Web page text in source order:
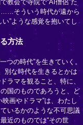
教会で寺院で“AI僧侶”た
……そういう時代が遠から
”ような感覚を抱いてし
方法
つの時代”を生きていく。
別な時代を生きるとかは
ラマを観ること、特に、
国のものであろうと、ど
画やドラマ”は、わたし
いるかのような不可思議
近のものでは“その世